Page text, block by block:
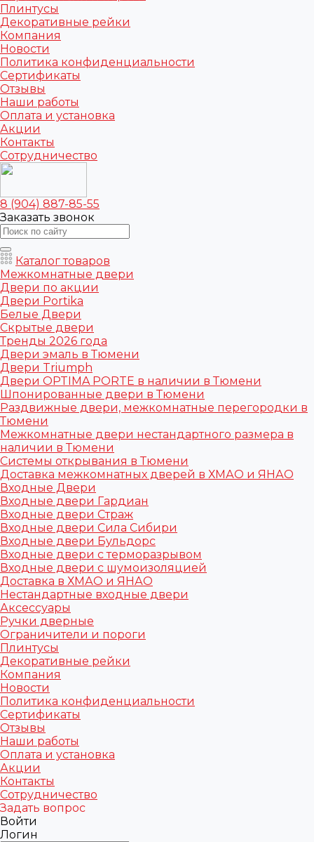
Плинтусы
Декоративные рейки
Компания
Новости
Политика конфиденциальности
Сертификаты
Отзывы
Наши работы
Оплата и установка
Акции
Контакты
Сотрудничество
8 (904) 887-85-55
Заказать звонок
Каталог товаров
Межкомнатные двери
Двери по акции
Двери Portika
Белые Двери
Скрытые двери
Тренды 2026 года
Двери эмаль в Тюмени
Двери Triumph
Двери OPTIMA PORTE в наличии в Тюмени
Шпонированные двери в Тюмени
Раздвижные двери, межкомнатные перегородки в
Тюмени
Межкомнатные двери нестандартного размера в
наличии в Тюмени
Системы открывания в Тюмени
Доставка межкомнатных дверей в ХМАО и ЯНАО
Входные Двери
Входные двери Гардиан
Входные двери Страж
Входные двери Сила Сибири
Входные двери Бульдорс
Входные двери с терморазрывом
Входные двери с шумоизоляцией
Доставка в ХМАО и ЯНАО
Нестандартные входные двери
Аксессуары
Ручки дверные
Ограничители и пороги
Плинтусы
Декоративные рейки
Компания
Новости
Политика конфиденциальности
Сертификаты
Отзывы
Наши работы
Оплата и установка
Акции
Контакты
Сотрудничество
Задать вопрос
Войти
Логин